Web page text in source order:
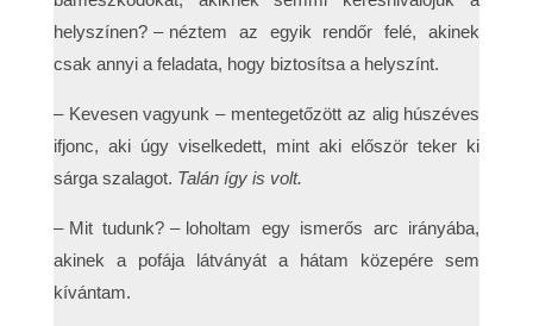
helyszínen? – néztem az egyik rendőr felé, akinek
csak annyi a feladata, hogy biztosítsa a helyszínt.
– Kevesen vagyunk – mentegetőzött az alig húszéves
ifjonc, aki úgy viselkedett, mint aki először teker ki
sárga szalagot. Talán így is volt.
– Mit tudunk? – loholtam egy ismerős arc irányába,
akinek a pofája látványát a hátam közepére sem
kívántam.